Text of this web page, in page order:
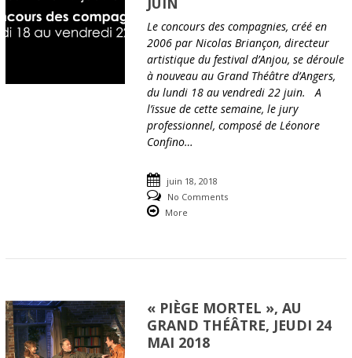
Le concours des compagnies, créé en
2006 par Nicolas Briançon, directeur
artistique du festival d’Anjou, se déroule
à nouveau au Grand Théâtre d’Angers,
du lundi 18 au vendredi 22 juin. A
l’issue de cette semaine, le jury
professionnel, composé de Léonore
Confino…
juin 18, 2018
No Comments
More
« PIÈGE MORTEL », AU
GRAND THÉÂTRE, JEUDI 24
MAI 2018